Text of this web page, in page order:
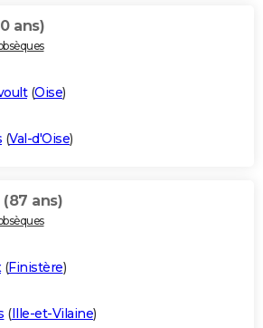
ans)
(Oise)
(Val-d'Oise)
(87 ans)
(Finistère)
(Ille-et-Vilaine)